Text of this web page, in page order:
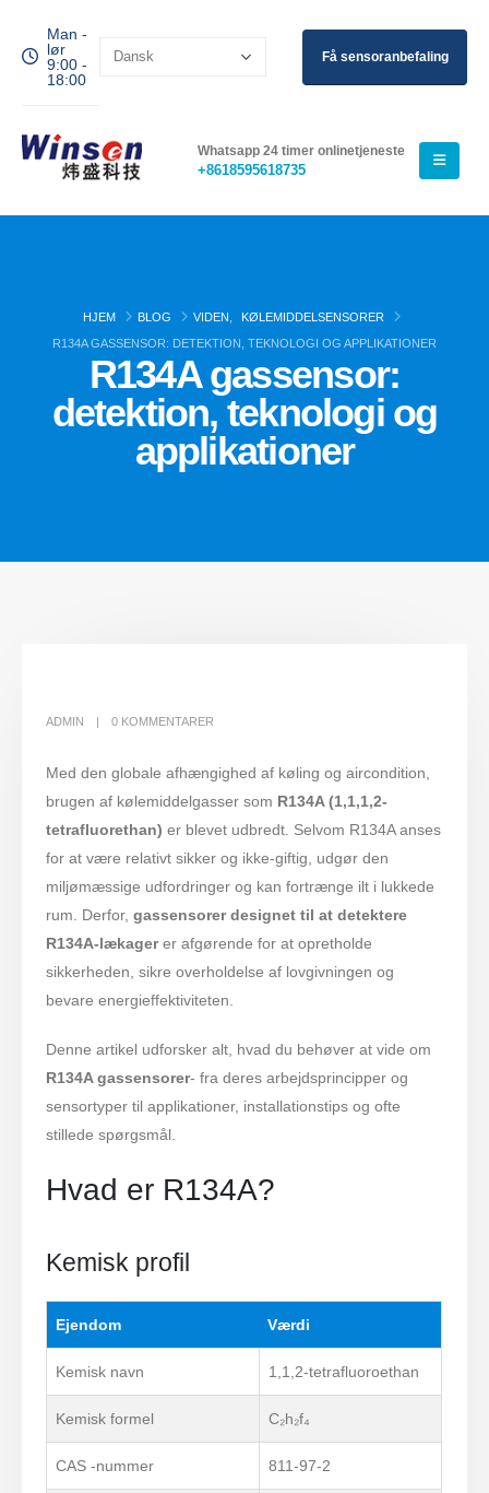
Man -
lør
9:00 -
18:00
Få sensoranbefaling
Whatsapp 24 timer onlinetjeneste
+8618595618735
HJEM BLOG VIDEN
KØLEMIDDELSENSORER
R134A GASSENSOR: DETEKTION, TEKNOLOGI OG APPLIKATIONER
R134A gassensor:
detektion, teknologi og
applikationer
ADMIN 0 KOMMENTARER
Med den globale afhængighed af køling og aircondition,
brugen af ​​kølemiddelgasser som R134A (1,1,1,2-
tetrafluorethan) er blevet udbredt. Selvom R134A anses
for at være relativt sikker og ikke-giftig, udgør den
miljømæssige udfordringer og kan fortrænge ilt i lukkede
rum. Derfor,gassensorer designet til at detektere
R134A-lækagerer afgørende for at opretholde
sikkerheden, sikre overholdelse af lovgivningen og
bevare energieffektiviteten.
Denne artikel udforsker alt, hvad du behøver at vide om
R134A gassensorer- fra deres arbejdsprincipper og
sensortyper til applikationer, installationstips og ofte
stillede spørgsmål.
Hvad er R134A?
Kemisk profil
Ejendom Værdi
Kemisk navn 1,1,2-tetrafluoroethan
Kemisk formel C₂h₂f₄
CAS -nummer 811-97-2